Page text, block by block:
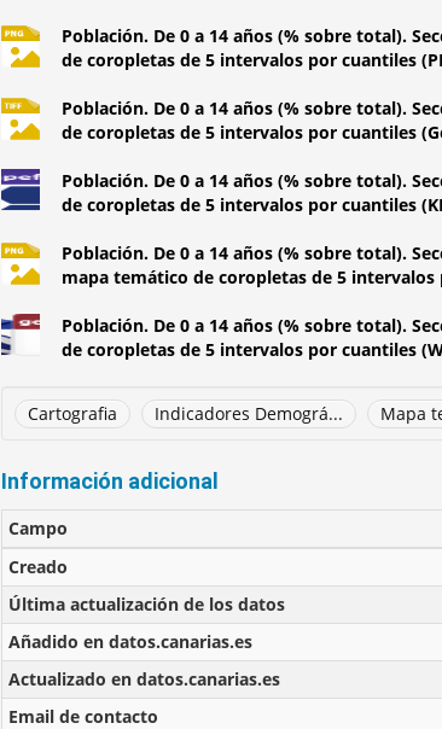
Población. De 0 a 14 años (% sobre total).
de coropletas de 5 intervalos por cuantiles
Población. De 0 a 14 años (% sobre total).
de coropletas de 5 intervalos por cuantiles
Población. De 0 a 14 años (% sobre total).
de coropletas de 5 intervalos por cuantiles
Población. De 0 a 14 años (% sobre total).
mapa temático de coropletas de 5 intervalos
Población. De 0 a 14 años (% sobre total).
de coropletas de 5 intervalos por cuantiles
Cartografia Indicadores Demográ... Mapa
Información adicional
Campo
Creado
Última actualización de los datos
Añadido en datos.canarias.es
Actualizado en datos.canarias.es
Email de contacto